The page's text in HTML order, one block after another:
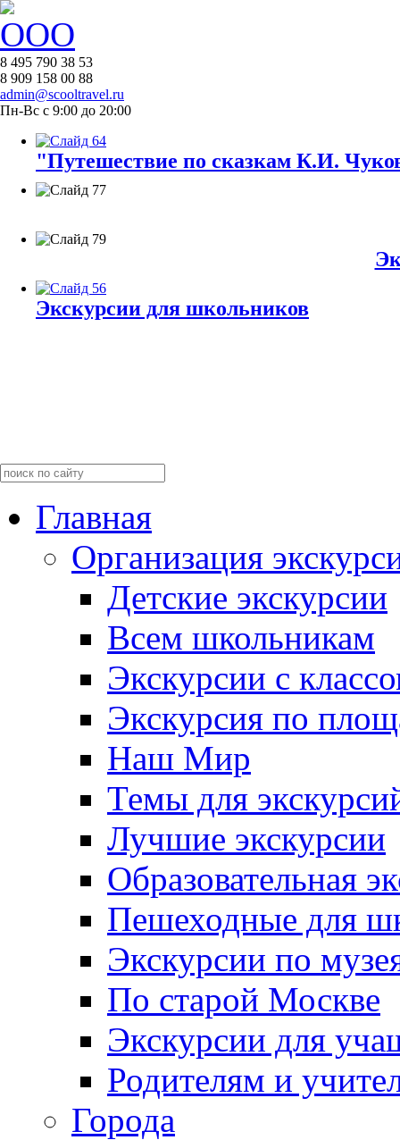
8 495 790 38 53
8 909 158 00 88
admin@scooltravel.ru
Пн-Вс с 9:00 до 20:00
"Путешествие по сказкам К.И.
Экскурсии для школьников
Главная
Организация
Детские экскурсии
Всем школьникам
Экскурсии c
Экскурсия по
Наш Мир
Темы для
Лучшие экскурсии
Образовательная
Пешеходные для
Экскурсии по
По старой Москве
Экскурсии для
Родителям и
Города